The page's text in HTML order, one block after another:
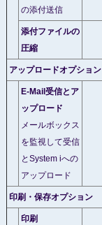
の添付送信
添付ファイルの
圧縮
アップロードオプション
E-Mail受信とア
ップロード
メールボックス
を監視して受信
とSystem iへの
アップロード
印刷・保存オプション
印刷